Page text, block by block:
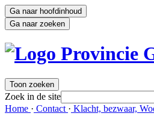
Ga naar hoofdinhoud
Ga naar zoeken
Toon zoeken
Zoek in de site
Home · Contact · Klacht, bezwaar,